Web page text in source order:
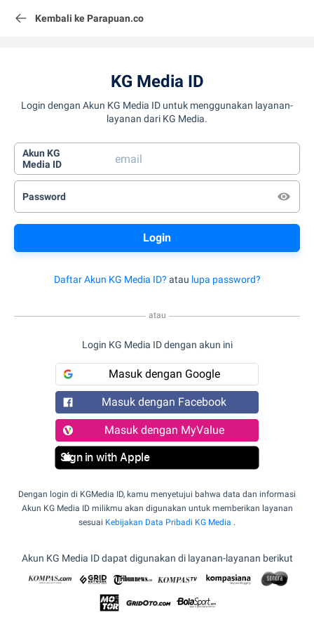
Kembali ke Parapuan.co
KG Media ID
Login dengan Akun KG Media ID untuk menggunakan layanan-
layanan dari KG Media.
Akun KG
Media ID
Password
Daftar Akun KG Media ID? atau lupa password?
atau
Login KG Media ID dengan akun ini
Masuk dengan Google
Masuk dengan Facebook
Masuk dengan MyValue
Sign in with Apple
Dengan login di KGMedia ID, kamu menyetujui bahwa data dan informasi
Akun KG Media ID milikmu akan digunakan untuk memberikan layanan
sesuai Kebijakan Data Pribadi KG Media .
Akun KG Media ID dapat digunakan di layanan-layanan berikut